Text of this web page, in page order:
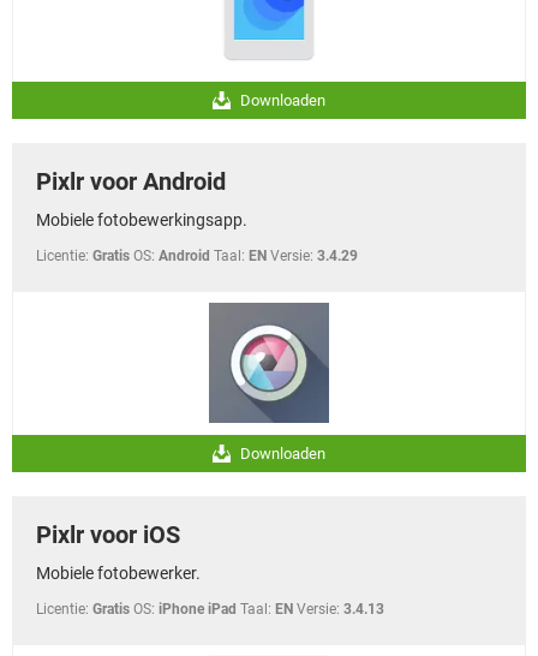
Downloaden
Pixlr voor Android
Mobiele fotobewerkingsapp.
Licentie: Gratis OS: Android Taal: EN Versie: 3.4.29
Downloaden
Pixlr voor iOS
Mobiele fotobewerker.
Licentie: Gratis OS: iPhone iPad Taal: EN Versie: 3.4.13